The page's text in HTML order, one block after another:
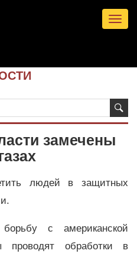
замечены
людей в защитных
с американской
проводят обработки в